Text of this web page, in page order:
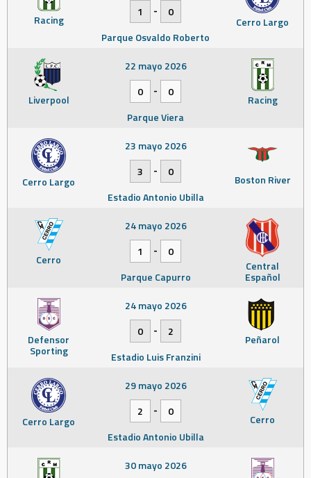
Racing Cerro Largo
1
-
0
Parque Osvaldo Roberto
Liverpool Racing
22 mayo 2026
0
-
0
Parque Viera
Cerro Largo Boston River
23 mayo 2026
3
-
0
Estadio Antonio Ubilla
Cerro Central
Español
24 mayo 2026
1
-
0
Parque Capurro
Defensor
Sporting
Peñarol
24 mayo 2026
0
-
2
Estadio Luis Franzini
Cerro Largo Cerro
29 mayo 2026
2
-
0
Estadio Antonio Ubilla
30 mayo 2026